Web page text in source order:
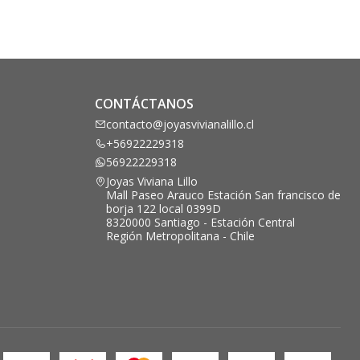
CONTÁCTANOS
contacto@joyasvivianalillo.cl
+56922229318
56922229318
Joyas Viviana Lillo
Mall Paseo Arauco Estación San francisco de
borja 122 local 0399D
8320000 Santiago - Estación Central
Región Metropolitana - Chile